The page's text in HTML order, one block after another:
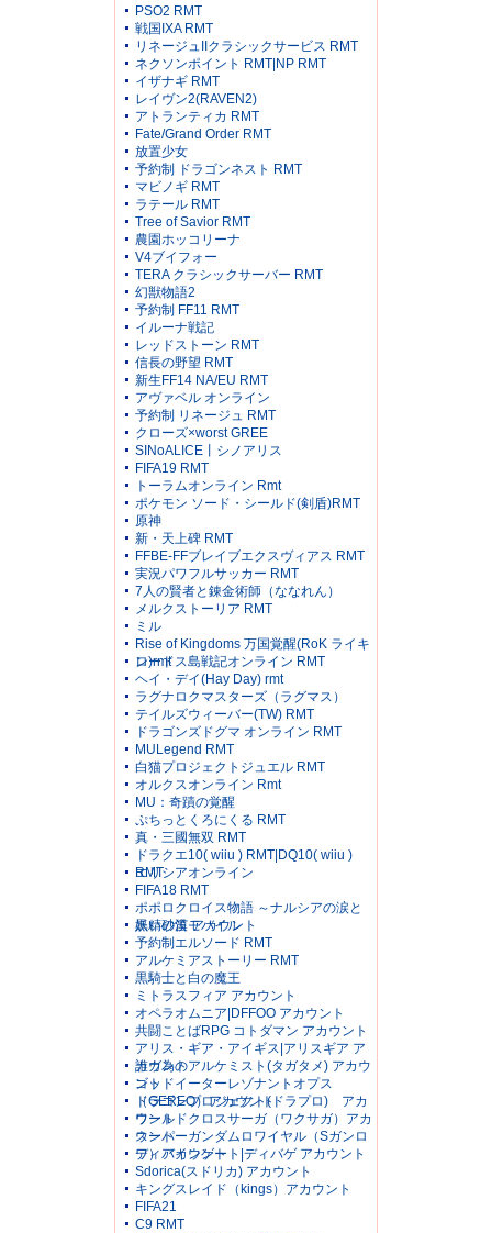
PSO2 RMT
戦国IXA RMT
リネージュIIクラシックサービス RMT
ネクソンポイント RMT|NP RMT
イザナギ RMT
レイヴン2(RAVEN2)
アトランティカ RMT
Fate/Grand Order RMT
放置少女
予約制 ドラゴンネスト RMT
マビノギ RMT
ラテール RMT
Tree of Savior RMT
農園ホッコリーナ
V4ブイフォー
TERA クラシックサーバー RMT
幻獣物語2
予約制 FF11 RMT
イルーナ戦記
レッドストーン RMT
信長の野望 RMT
新生FF14 NA/EU RMT
アヴァベル オンライン
予約制 リネージュ RMT
クローズ×worst GREE
SINoALICE丨シノアリス
FIFA19 RMT
トーラムオンライン Rmt
ポケモン ソード・シールド(剣盾)RMT
原神
新・天上碑 RMT
FFBE-FFブレイブエクスヴィアス RMT
実況パワフルサッカー RMT
7人の賢者と錬金術師（ななれん）
メルクストーリア RMT
ミル
Rise of Kingdoms 万国覚醒(RoK ライキ
ン)rmt
ロードス島戦記オンライン RMT
ヘイ・デイ(Hay Day) rmt
ラグナロクマスターズ（ラグマス）
テイルズウィーバー(TW) RMT
ドラゴンズドグマ オンライン RMT
MULegend RMT
白猫プロジェクトジュエル RMT
オルクスオンライン Rmt
MU：奇蹟の覚醒
ぷちっとくろにくる RMT
真・三國無双 RMT
ドラクエ10( wiiu ) RMT|DQ10( wiiu )
RMT
エリシアオンライン
FIFA18 RMT
ポポロクロイス物語 ～ナルシアの涙と
妖精の笛 アカウント
黒い砂漠モバイル
予約制エルソード RMT
アルケミアストーリー RMT
黒騎士と白の魔王
ミトラスフィア アカウント
オペラオムニア|DFFOO アカウント
共闘ことばRPG コトダマン アカウント
アリス・ギア・アイギス|アリスギア ア
カウント
誰ガ為のアルケミスト(タガタメ) アカウ
ント
ゴッドイーターレゾナントオプス
（GEREO）アカウント
ドラゴンプロジェクト(ドラプロ) アカ
ウント
ワールドクロスサーガ（ワクサガ）アカ
ウント
スーパーガンダムロワイヤル（Sガンロ
ワ）アカウント
ディバインゲート|ディバゲ アカウント
Sdorica(スドリカ) アカウント
キングスレイド（kings）アカウント
FIFA21
C9 RMT